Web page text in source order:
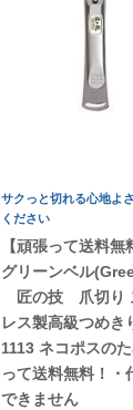
サクっと切れる心地よ
ください
【頑張って送料無
グリーンベル
匠の技 爪切り
レス製高級つめ
1113 ネコポスの
って送料無料！・
できません